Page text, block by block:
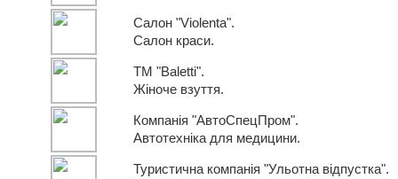
Салон "Violenta".
Салон краси.
ТМ "Baletti".
Жіноче взуття.
Компанія "АвтоСпецПром".
Автотехніка для медицини.
Туристична компанія "Ульотна відпустка".